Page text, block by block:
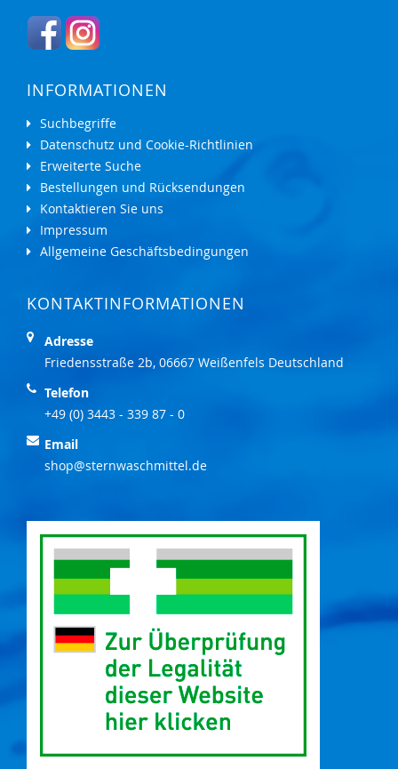
INFORMATIONEN
Suchbegriffe
Datenschutz und Cookie-Richtlinien
Erweiterte Suche
Bestellungen und Rücksendungen
Kontaktieren Sie uns
Impressum
Allgemeine Geschäftsbedingungen
KONTAKTINFORMATIONEN
Adresse
Friedensstraße 2b, 06667 Weißenfels Deutschland
Telefon
+49 (0) 3443 - 339 87 - 0
Email
shop@sternwaschmittel.de